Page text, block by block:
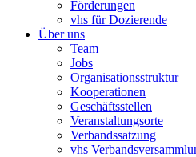
Förderungen
vhs für Dozierende
Über uns
Team
Jobs
Organisationsstruktur
Kooperationen
Geschäftsstellen
Veranstaltungsorte
Verbandssatzung
vhs